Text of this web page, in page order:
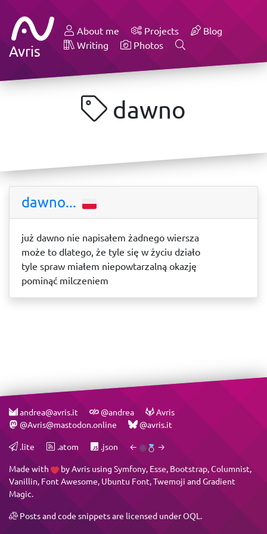
Avris
About me Projects
Blog
Writing
Photos
dawno
dawno...
już dawno nie napisałem żadnego wiersza
może to dlatego, że tyle się w życiu działo
tyle spraw miałem niepowtarzalną okazję
pominąć milczeniem
andrea@avris.it @andrea
Avris
@Avris@mastodon.online
@avris.it
.lite .atom .json ← →
Made with byAvris using Symfony, Esse, Bootstrap,Columnist,
Vanillin, Font Awesome, Ubuntu Font,Twemoji andGradient
Magic.
Posts and code snippets are licensed underOQL .